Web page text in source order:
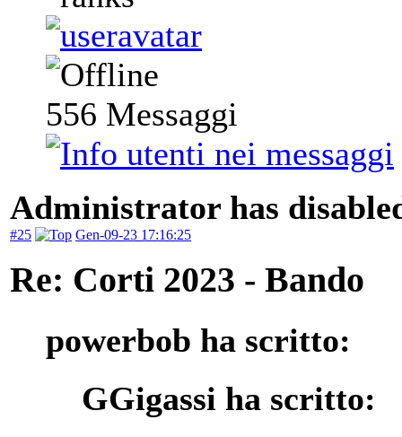
556 Messaggi
Administrator has
#25 Gen-09-23 17:16:25
Re: Corti 2023 - Bando
powerbob ha scritto:
GGigassi ha scritto: